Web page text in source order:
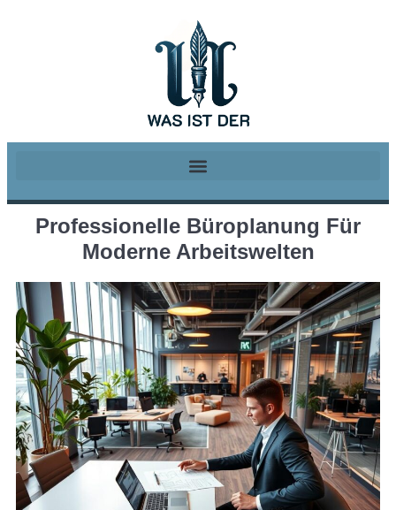
Professionelle Büroplanung Für
Moderne Arbeitswelten